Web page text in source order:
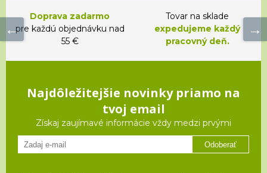
Doprava zadarmo
pre každú objednávku nad
55 €
Tovar na sklade
expedujeme každý
pracovný deň.
Najdôležitejšie novinky priamo na
tvoj email
Získaj zaujímavé informácie vždy medzi prvými
Odoberať